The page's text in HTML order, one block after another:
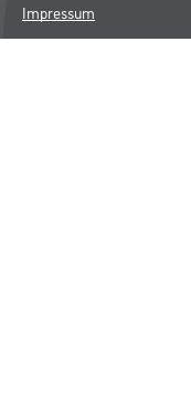
Impressum
Datenschutz